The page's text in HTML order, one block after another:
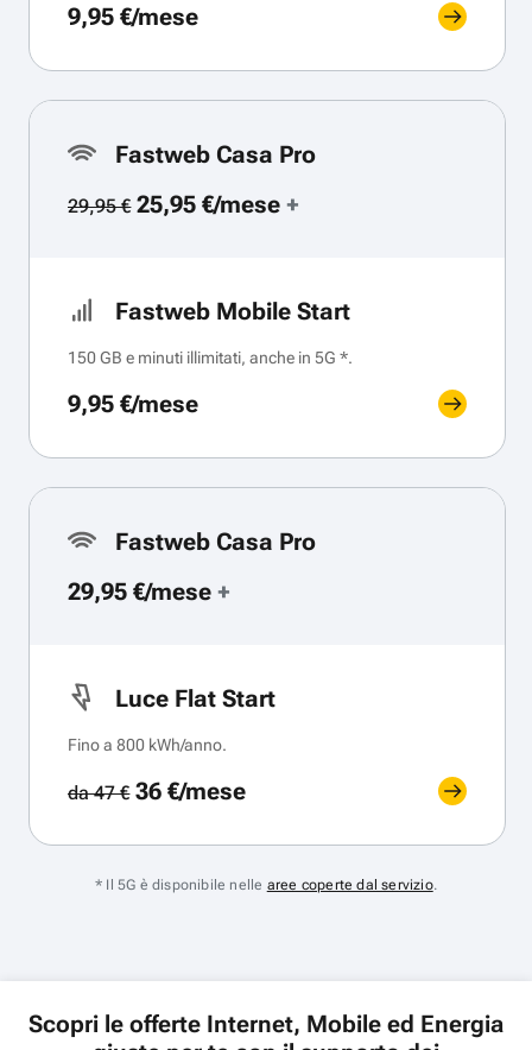
9,95 €/mese
Fastweb Casa Pro
29,95 €25,95 €/mese+
Fastweb Mobile Start
150 GB e minuti illimitati, anche in 5G *.
9,95 €/mese
Fastweb Casa Pro
29,95 €/mese +
Luce Flat Start
Fino a 800 kWh/anno.
da 47 €36 €/mese
* Il 5G è disponibile nelle aree coperte dal servizio.
Scopri le offerte Internet, Mobile ed Energia